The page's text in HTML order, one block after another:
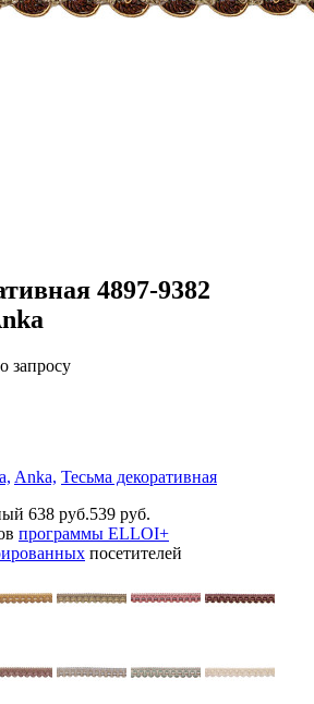
4897-9382
запросу
Anka, Тесьма декоративная
638 руб.539 руб.
программы ELLOI+
посетителей